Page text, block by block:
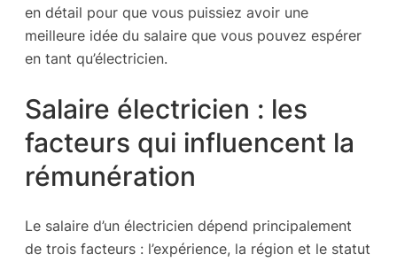
en détail pour que vous puissiez avoir une
meilleure idée du salaire que vous pouvez espérer
en tant qu’électricien.
Salaire électricien : les
facteurs qui influencent la
rémunération
Le salaire d’un électricien dépend principalement
de trois facteurs : l’expérience, la région et le statut